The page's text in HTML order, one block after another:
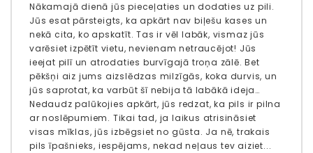
Nākamajā dienā jūs pieceļaties un dodaties uz pili.
Jūs esat pārsteigts, ka apkārt nav biļešu kases un
nekā cita, ko apskatīt. Tas ir vēl labāk, vismaz jūs
varēsiet izpētīt vietu, nevienam netraucējot! Jūs
ieejat pilī un atrodaties burvīgajā troņa zālē. Bet
pēkšņi aiz jums aizslēdzas milzīgās, koka durvis, un
jūs saprotat, ka varbūt šī nebija tā labākā ideja…
Nedaudz palūkojies apkārt, jūs redzat, ka pils ir pilna
ar noslēpumiem. Tikai tad, ja laikus atrisināsiet
visas mīklas, jūs izbēgsiet no gūsta. Ja nē, trakais
pils īpašnieks, iespējams, nekad neļaus tev aiziet...